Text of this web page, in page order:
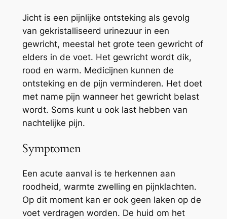
Jicht is een pijnlijke ontsteking als gevolg
van gekristalliseerd urinezuur in een
gewricht, meestal het grote teen gewricht of
elders in de voet. Het gewricht wordt dik,
rood en warm. Medicijnen kunnen de
ontsteking en de pijn verminderen. Het doet
met name pijn wanneer het gewricht belast
wordt. Soms kunt u ook last hebben van
nachtelijke pijn.
Symptomen
Een acute aanval is te herkennen aan
roodheid, warmte zwelling en pijnklachten.
Op dit moment kan er ook geen laken op de
voet verdragen worden. De huid om het